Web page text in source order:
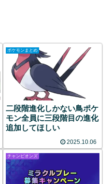
ポケモンまとめ
二段階進化しかない鳥ポケ
モン全員に三段階目の進化
追加してほしい
2025.10.06
チャンピオンズ